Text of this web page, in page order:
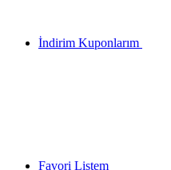
İndirim Kuponlarım
Favori Listem